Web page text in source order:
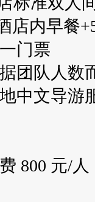
店内早餐
门票
团队人数
中文导游
800 元/